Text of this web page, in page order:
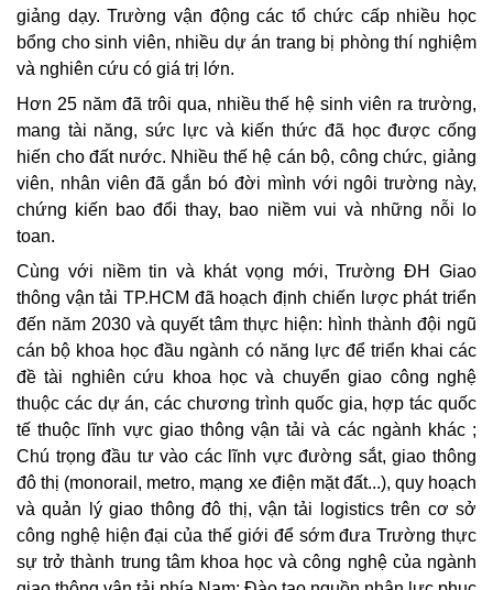
giảng dạy. Trường vận động các tổ chức cấp nhiều học
bổng cho sinh viên, nhiều dự án trang bị phòng thí nghiệm
và nghiên cứu có giá trị lớn.
Hơn 25 năm đã trôi qua, nhiều thế hệ sinh viên ra trường,
mang tài năng, sức lực và kiến thức đã học được cống
hiến cho đất nước. Nhiều thế hệ cán bộ, công chức, giảng
viên, nhân viên đã gắn bó đời mình với ngôi trường này,
chứng kiến bao đổi thay, bao niềm vui và những nỗi lo
toan.
Cùng với niềm tin và khát vọng mới, Trường ĐH Giao
thông vận tải TP.HCM đã hoạch định chiến lược phát triển
đến năm 2030 và quyết tâm thực hiện: hình thành đội ngũ
cán bộ khoa học đầu ngành có năng lực để triển khai các
đề tài nghiên cứu khoa học và chuyển giao công nghệ
thuộc các dự án, các chương trình quốc gia, hợp tác quốc
tế thuộc lĩnh vực giao thông vận tải và các ngành khác ;
Chú trọng đầu tư vào các lĩnh vực đường sắt, giao thông
đô thị (monorail, metro, mạng xe điện mặt đất...), quy hoạch
và quản lý giao thông đô thị, vận tải logistics trên cơ sở
công nghệ hiện đại của thế giới để sớm đưa Trường thực
sự trở thành trung tâm khoa học và công nghệ của ngành